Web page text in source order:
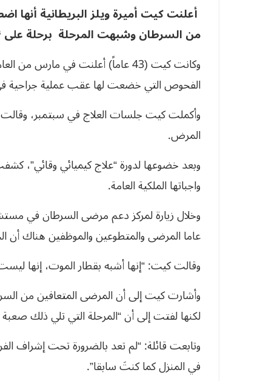
أعلنت كيت أميرة ويلز البريطانية
من السرطان وشبهت المرحلة برحلة على
وكانت كيت (43 عاماً) أعلنت في
الفحوص التي خضعت لها عقب عملية جراحية
وأكملت كيت جلسات العلاج في سبتمبر،
المرض.
وبعد خضوعها لدورة “علاج كيميائي وقائي”،
واجباتها الملكية العامة.
عاما المرضى والمتطوعين والموظفين هناك أن
وقالت كيت: “إنها أشبه بقطار الموت، إنها
وأشارت كيت إلى أن المرضى المتعافين من
لكنها لفتت إلى أن “المرحلة التي تلي ذلك
وتابعت قائلة: “لم تعد بالضرورة تحت إشراف
في المنزل كما كنتَ سابقا”.